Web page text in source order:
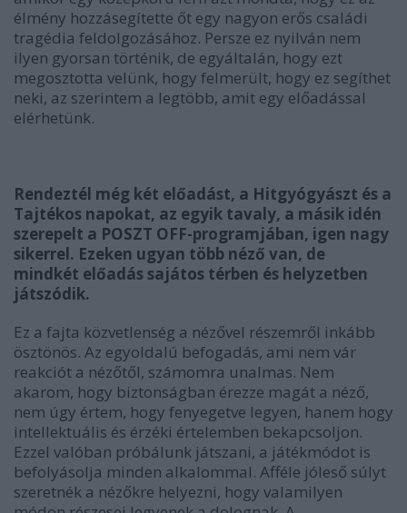
élmény hozzásegítette őt egy nagyon erős családi
tragédia feldolgozásához. Persze ez nyilván nem
ilyen gyorsan történik, de egyáltalán, hogy ezt
megosztotta velünk, hogy felmerült, hogy ez segíthet
neki, az szerintem a legtöbb, amit egy előadással
elérhetünk.
Rendeztél még két előadást, a Hitgyógyászt és a
Tajtékos napokat, az egyik tavaly, a másik idén
szerepelt a POSZT OFF-programjában, igen nagy
sikerrel. Ezeken ugyan több néző van, de
mindkét előadás sajátos térben és helyzetben
játszódik.
Ez a fajta közvetlenség a nézővel részemről inkább
ösztönös. Az egyoldalú befogadás, ami nem vár
reakciót a nézőtől, számomra unalmas. Nem
akarom, hogy biztonságban érezze magát a néző,
nem úgy értem, hogy fenyegetve legyen, hanem hogy
intellektuális és érzéki értelemben bekapcsoljon.
Ezzel valóban próbálunk játszani, a játékmódot is
befolyásolja minden alkalommal. Afféle jóleső súlyt
szeretnék a nézőkre helyezni, hogy valamilyen